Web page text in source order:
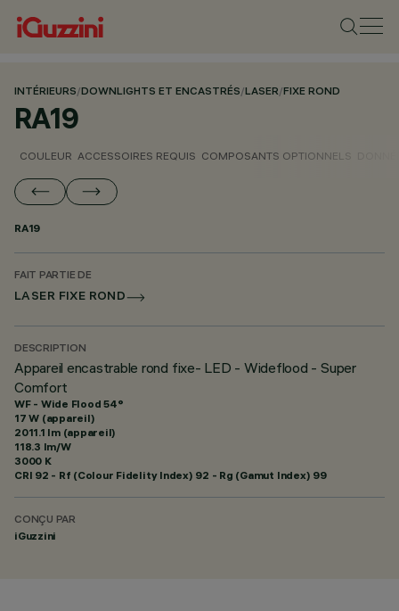
INTÉRIEURS/DOWNLIGHTS ET ENCASTRÉS/LASER/FIXE ROND
RA19
COULEUR ACCESSOIRES REQUIS COMPOSANTS OPTIONNELS
RA19
FAIT PARTIE DE
LASER FIXE ROND
DESCRIPTION
Appareil encastrable rond fixe- LED - Wideflood - Super
Comfort
WF - Wide Flood 54°
17 W (appareil)
2011.1 lm (appareil)
118.3 lm/W
3000 K
CRI 92 - Rf (Colour Fidelity Index) 92 - Rg (Gamut Index) 99
CONÇU PAR
iGuzzini